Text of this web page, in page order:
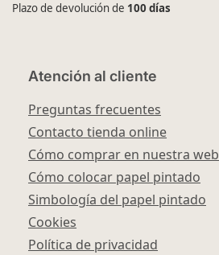
Plazo de devolución de 100 días
Atención al cliente
Preguntas frecuentes
Contacto tienda online
Cómo comprar en nuestra web
Cómo colocar papel pintado
Simbología del papel pintado
Cookies
Política de privacidad